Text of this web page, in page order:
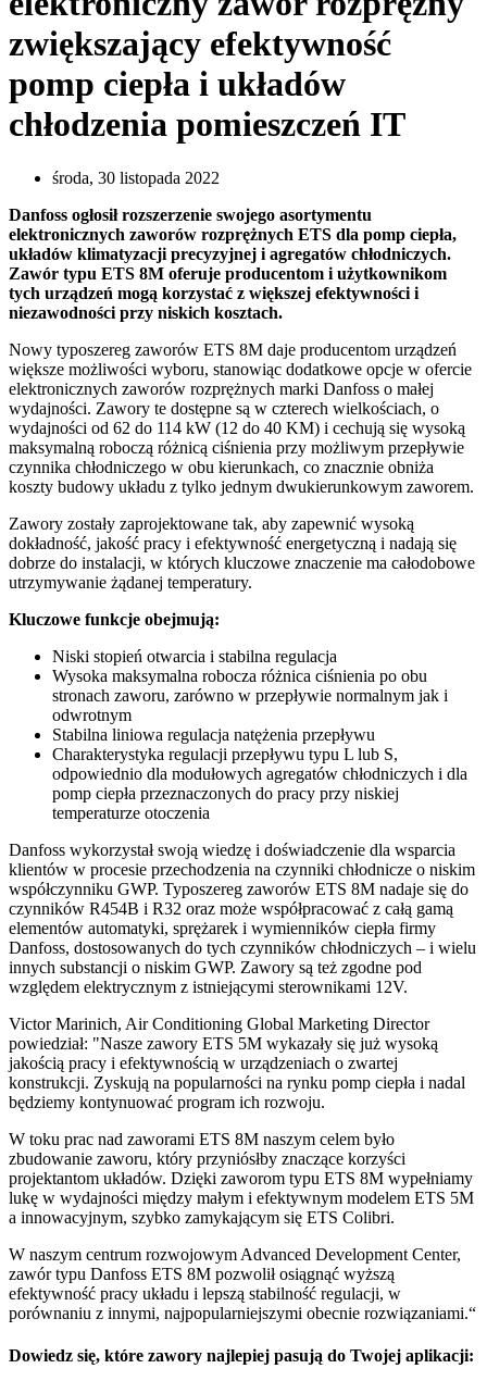
zwiększający efektywność
pomp ciepła i układów
chłodzenia pomieszczeń IT
środa, 30 listopada 2022
Danfoss ogłosił rozszerzenie swojego asortymentu
elektronicznych zaworów rozprężnych ETS dla pomp ciepła,
układów klimatyzacji precyzyjnej i agregatów chłodniczych.
Zawór typu ETS 8M oferuje producentom i użytkownikom
tych urządzeń mogą korzystać z większej efektywności i
niezawodności przy niskich kosztach.
Nowy typoszereg zaworów ETS 8M daje producentom urządzeń
większe możliwości wyboru, stanowiąc dodatkowe opcje w ofercie
elektronicznych zaworów rozprężnych marki Danfoss o małej
wydajności. Zawory te dostępne są w czterech wielkościach, o
wydajności od 62 do 114 kW (12 do 40 KM) i cechują się wysoką
maksymalną roboczą różnicą ciśnienia przy możliwym przepływie
czynnika chłodniczego w obu kierunkach, co znacznie obniża
koszty budowy układu z tylko jednym dwukierunkowym zaworem.
Zawory zostały zaprojektowane tak, aby zapewnić wysoką
dokładność, jakość pracy i efektywność energetyczną i nadają się
dobrze do instalacji, w których kluczowe znaczenie ma całodobowe
utrzymywanie żądanej temperatury.
Kluczowe funkcje obejmują:
Niski stopień otwarcia i stabilna regulacja
Wysoka maksymalna robocza różnica ciśnienia po obu
stronach zaworu, zarówno w przepływie normalnym jak i
odwrotnym
Stabilna liniowa regulacja natężenia przepływu
Charakterystyka regulacji przepływu typu L lub S,
odpowiednio dla modułowych agregatów chłodniczych i dla
pomp ciepła przeznaczonych do pracy przy niskiej
temperaturze otoczenia
Danfoss wykorzystał swoją wiedzę i doświadczenie dla wsparcia
klientów w procesie przechodzenia na czynniki chłodnicze o niskim
współczynniku GWP. Typoszereg zaworów ETS 8M nadaje się do
czynników R454B i R32 oraz może współpracować z całą gamą
elementów automatyki, sprężarek i wymienników ciepła firmy
Danfoss, dostosowanych do tych czynników chłodniczych – i wielu
innych substancji o niskim GWP. Zawory są też zgodne pod
względem elektrycznym z istniejącymi sterownikami 12V.
Victor Marinich, Air Conditioning Global Marketing Director
powiedział: "Nasze zawory ETS 5M wykazały się już wysoką
jakością pracy i efektywnością w urządzeniach o zwartej
konstrukcji. Zyskują na popularności na rynku pomp ciepła i nadal
będziemy kontynuować program ich rozwoju.
W toku prac nad zaworami ETS 8M naszym celem było
zbudowanie zaworu, który przyniósłby znaczące korzyści
projektantom układów. Dzięki zaworom typu ETS 8M wypełniamy
lukę w wydajności między małym i efektywnym modelem ETS 5M
a innowacyjnym, szybko zamykającym się ETS Colibri.
W naszym centrum rozwojowym Advanced Development Center,
zawór typu Danfoss ETS 8M pozwolił osiągnąć wyższą
efektywność pracy układu i lepszą stabilność regulacji, w
porównaniu z innymi, najpopularniejszymi obecnie rozwiązaniami.“
Dowiedz się, które zawory najlepiej pasują do Twojej aplikacji: